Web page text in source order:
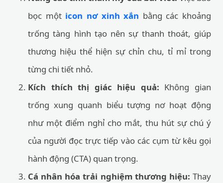
bọc một icon nơ xinh xắn bằng các khoảng
trống tàng hình tạo nên sự thanh thoát, giúp
thương hiệu thể hiện sự chỉn chu, tỉ mỉ trong
từng chi tiết nhỏ.
Kích thích thị giác hiệu quả: Không gian
trống xung quanh biểu tượng nơ hoạt động
như một điểm nghỉ cho mắt, thu hút sự chú ý
của người đọc trực tiếp vào các cụm từ kêu gọi
hành động (CTA) quan trọng.
Cá nhân hóa trải nghiệm thương hiệu: Thay